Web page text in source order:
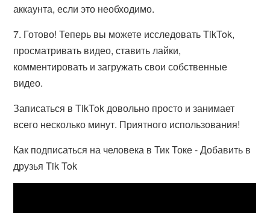
аккаунта, если это необходимо.
7. Готово! Теперь вы можете исследовать TikTok,
просматривать видео, ставить лайки,
комментировать и загружать свои собственные
видео.
Записаться в TikTok довольно просто и занимает
всего несколько минут. Приятного использования!
Как подписаться на человека в Тик Токе - Добавить в
друзья Tik Tok